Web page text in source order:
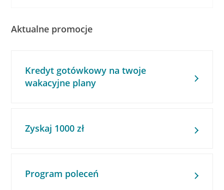
Aktualne promocje
Kredyt gotówkowy na twoje
wakacyjne plany
Zyskaj 1000 zł
Program poleceń